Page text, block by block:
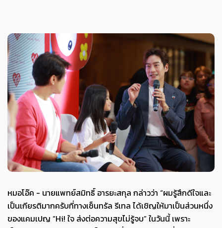
หมอโอ๊ค - นายแพทย์สมิทธิ์ อารยะสกุล กล่าวว่า “ผมรู้สึกดีใจและ
เป็นเกียรติมากครับที่ทางเซ็นทรัล รีเทล ได้เชิญให้มาเป็นส่วนหนึ่ง
ของแคมเปญ “Hi! ใจ ส่งต่อความสุขไม่รู้จบ” ในวันนี้ เพราะ